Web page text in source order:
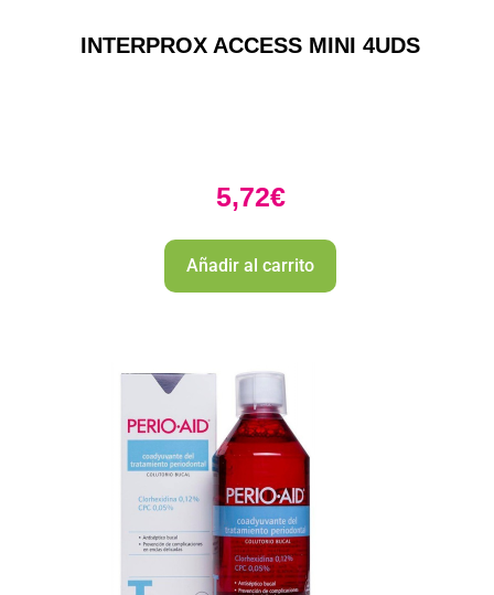
INTERPROX ACCESS MINI 4UDS
5,72€
Añadir al carrito